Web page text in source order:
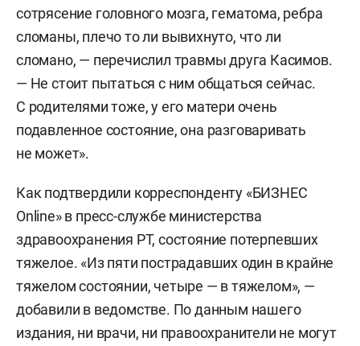
сотрясение головного мозга, гематома, ребра
сломаны, плечо то ли вывихнуто, что ли
сломано, — перечислил травмы друга Касимов.
— Не стоит пытаться с ним общаться сейчас.
С родителями тоже, у его матери очень
подавленное состояние, она разговаривать
не может».
Как подтвердили корреспонденту «БИЗНЕС
Online» в пресс-службе министерства
здравоохранения РТ, состояние потерпевших
тяжелое. «Из пяти пострадавших один в крайне
тяжелом состоянии, четыре — в тяжелом», —
добавили в ведомстве. По данным нашего
издания, ни врачи, ни правоохранители не могут